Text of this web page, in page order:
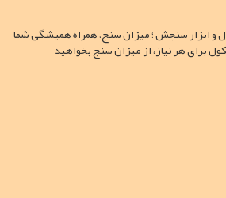
و ابزار سنجش ؛ میزان سنج، همراه همیشگی شما
برای هر نیاز، از میزان سنج بخواهید